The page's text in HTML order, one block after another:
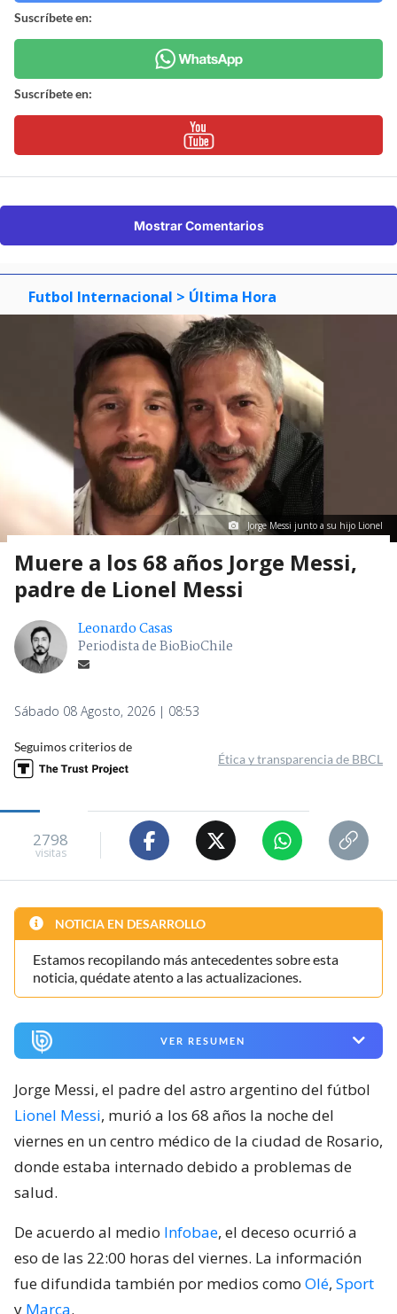
Suscríbete en:
Suscríbete en:
Mostrar Comentarios
Futbol Internacional > Última Hora
Jorge Messi junto a su hijo Lionel
Muere a los 68 años Jorge Messi,
padre de Lionel Messi
Leonardo Casas
Periodista de BioBioChile
Sábado 08 Agosto, 2026 | 08:53
Seguimos criterios de
Ética y transparencia de BBCL
2798
visitas
NOTICIA EN DESARROLLO
Estamos recopilando más antecedentes sobre esta
noticia, quédate atento a las actualizaciones.
VER RESUMEN
Jorge Messi, el padre del astro argentino del fútbol
Lionel Messi, murió a los 68 años la noche del
viernes en un centro médico de la ciudad de Rosario,
donde estaba internado debido a problemas de
salud.
De acuerdo al medio Infobae, el deceso ocurrió a
eso de las 22:00 horas del viernes. La información
fue difundida también por medios como Olé, Sport
y Marca.